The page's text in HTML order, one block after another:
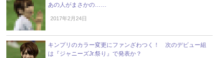
あの人がまさかの……
2017年2月24日
キンプリのカラー変更にファンざわつく！ 次のデビュー組
は『ジャニーズJr.祭り』で発表か？